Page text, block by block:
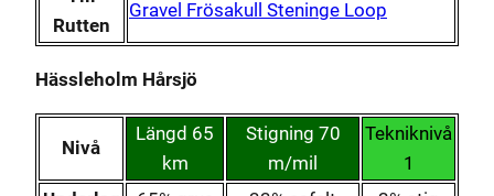
Rutten
Gravel Frösakull Steninge Loop
Hässleholm Hårsjö
Nivå
Längd 65
km
Stigning 70
m/mil
Tekniknivå
1